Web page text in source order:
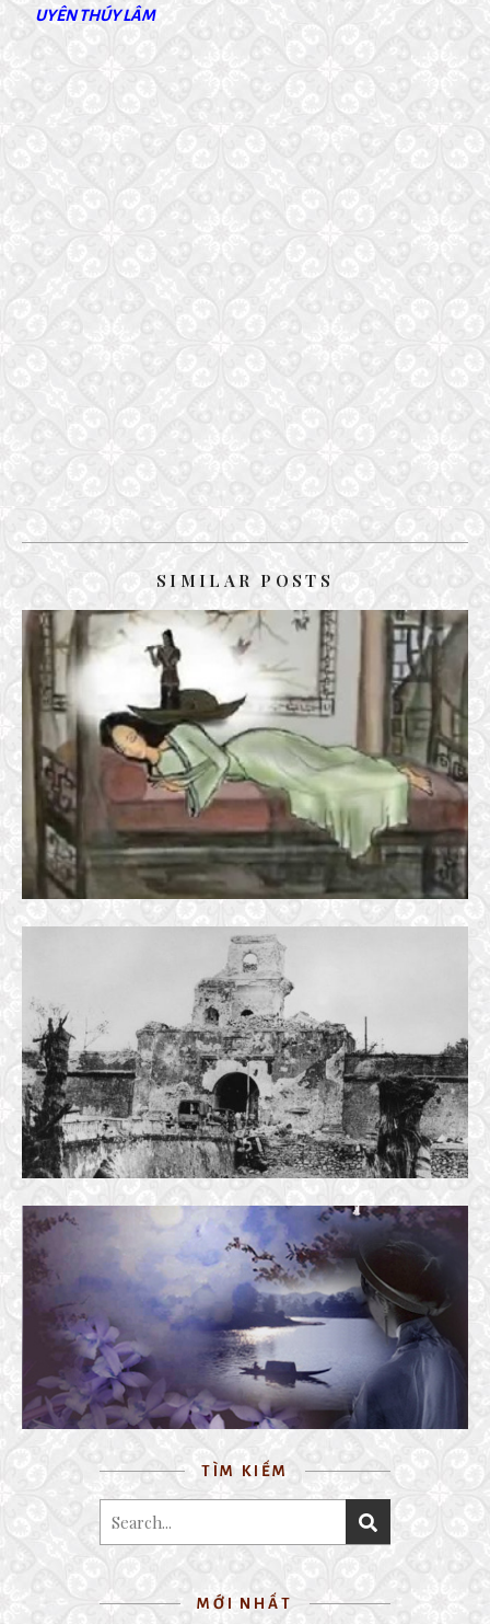
UYÊN THÚY LÂM
SIMILAR POSTS
KHỐI TÌNH TRƯƠNG CHI
28 August, 2017
XUÂN MẬU THÂN ĐAU THƯƠNG
9 March, 2018
KHỐI TÌNH TRƯƠNG CHI – MỴ NƯƠNG
24 March, 2021
TÌM KIẾM
MỚI NHẤT